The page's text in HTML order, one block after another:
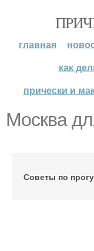
главная
как
прически и
Москва
Советы по